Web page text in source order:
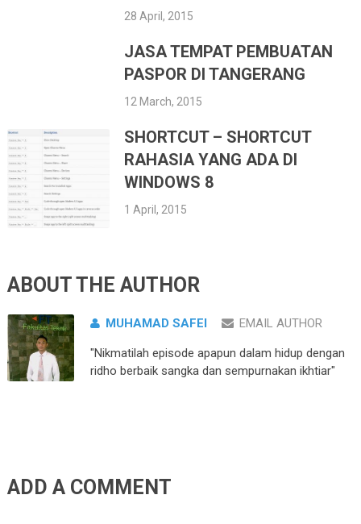
28 April, 2015
JASA TEMPAT PEMBUATAN
PASPOR DI TANGERANG
12 March, 2015
SHORTCUT – SHORTCUT
RAHASIA YANG ADA DI
WINDOWS 8
1 April, 2015
ABOUT THE AUTHOR
MUHAMAD SAFEI EMAIL AUTHOR
"Nikmatilah episode apapun dalam hidup dengan
ridho berbaik sangka dan sempurnakan ikhtiar"
ADD A COMMENT